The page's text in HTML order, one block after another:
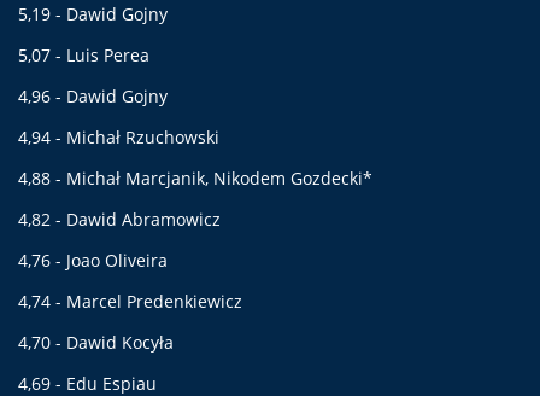
5,19 - Dawid Gojny
5,07 - Luis Perea
4,96 - Dawid Gojny
4,94 - Michał Rzuchowski
4,88 - Michał Marcjanik, Nikodem Gozdecki*
4,82 - Dawid Abramowicz
4,76 - Joao Oliveira
4,74 - Marcel Predenkiewicz
4,70 - Dawid Kocyła
4,69 - Edu Espiau